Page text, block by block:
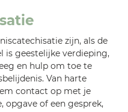
zijn, als de
is geestelijke verdieping,
en hulp om toe te
Van harte
contact op met je
of een gesprek,